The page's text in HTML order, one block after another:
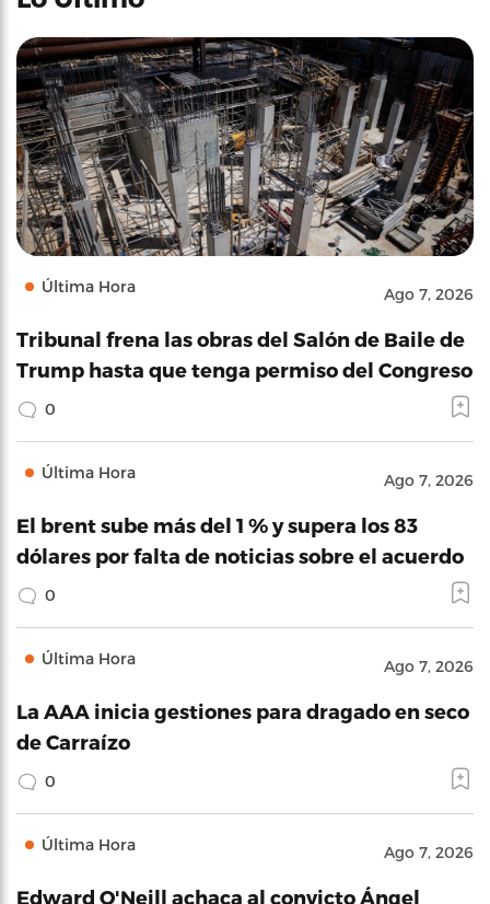
Última Hora Ago 7, 2026
Tribunal frena las obras del Salón de Baile de
Trump hasta que tenga permiso del Congreso
0
Última Hora Ago 7, 2026
El brent sube más del 1 % y supera los 83
dólares por falta de noticias sobre el acuerdo
0
Última Hora Ago 7, 2026
La AAA inicia gestiones para dragado en seco
de Carraízo
0
Última Hora Ago 7, 2026
Edward O'Neill achaca al convicto Ángel